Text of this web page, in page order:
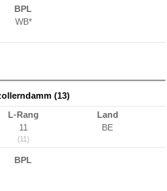
BPL
WB*
(13)
L-Rang
11
(11)
Land
BE
BPL